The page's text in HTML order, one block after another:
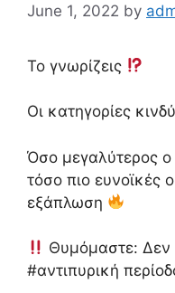
June 1, 2022 by
Το γνωρίζεις
Οι κατηγορίες
Όσο μεγαλύτερος ο
τόσο πιο ευνοϊκές
εξάπλωση
Θυμόμαστε: Δεν
#αντιπυρική